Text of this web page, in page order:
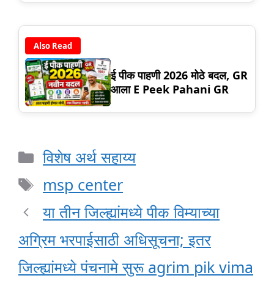
Also Read
ई पीक पाहणी 2026 मोठे बदल, GR
आला E Peek Pahani GR
Categories
विशेष अर्थ सहाय्य
Tags
msp center
या तीन जिल्ह्यांमध्ये पीक विम्याच्या
अग्रिम भरपाईसाठी अधिसूचना; इतर
जिल्ह्यांमध्ये पंचनामे सुरू agrim pik vima